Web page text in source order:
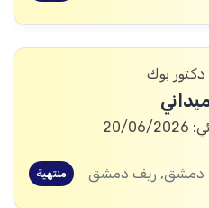
دمشق, ريف دمشق منتهية